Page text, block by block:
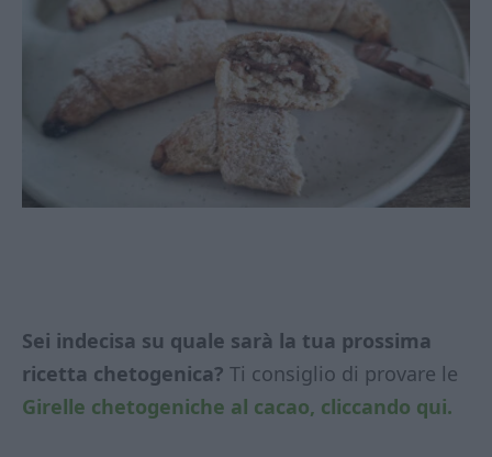
Sei indecisa su quale sarà la tua prossima
ricetta chetogenica? Ti consiglio di provare le
Girelle chetogeniche al cacao, cliccando qui.